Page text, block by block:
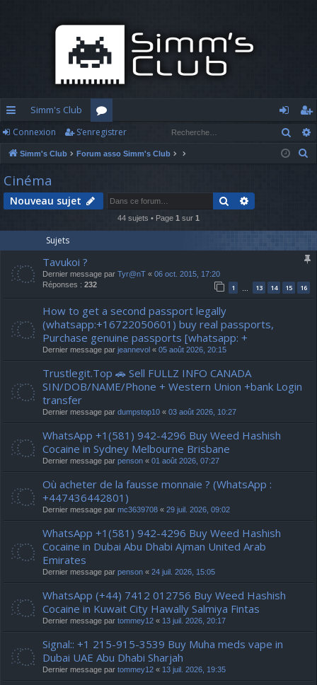
cc
ès
ra
pi
e
Simm's Club
or
u
o
n
n
’e
nr
r
Connexion S’enregistrer
Simm's Club Forum asso Simm's Club
r
h
r
Cinéma
Nouveau sujet Rechercher
44 sujets • Page 1 sur 1
Sujets
Tavukoi ?
Dernier message par Tyr@nT « 06 oct. 2015, 17:20
Réponses : 232 1 … 13 14 15 16
How to get a second passport legally
(whatsapp:+16722050601) buy real passports,
Purchase genuine passports [whatsapp: +
Dernier message par jeannevol « 05 août 2026, 20:15
Trustlegit.Top 🚗 Sell FULLZ INFO CANADA
SIN/DOB/NAME/Phone + Western Union +bank Login
transfer
Dernier message par dumpstop10 « 03 août 2026, 10:27
WhatsApp +1(581) 942-4296 Buy Weed Hashish
Cocaine in Sydney Melbourne Brisbane
Dernier message par penson « 01 août 2026, 07:27
Où acheter de la fausse monnaie ? (WhatsApp :
+447436442801)
Dernier message par mc3639708 « 29 juil. 2026, 09:02
WhatsApp +1(581) 942-4296 Buy Weed Hashish
Cocaine in Dubai Abu Dhabi Ajman United Arab
Emirates
Dernier message par penson « 24 juil. 2026, 15:05
WhatsApp (+44) 7412 012756 Buy Weed Hashish
Cocaine in Kuwait City Hawally Salmiya Fintas
Dernier message par tommey12 « 13 juil. 2026, 20:17
Signal:: +1 215-915-3539 Buy Muha meds vape in
Dubai UAE Abu Dhabi Sharjah
Dernier message par tommey12 « 13 juil. 2026, 19:35